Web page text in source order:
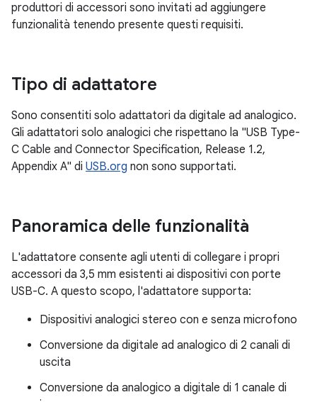
produttori di accessori sono invitati ad aggiungere
funzionalità tenendo presente questi requisiti.
Tipo di adattatore
Sono consentiti solo adattatori da digitale ad analogico.
Gli adattatori solo analogici che rispettano la "USB Type-
C Cable and Connector Specification, Release 1.2,
Appendix A" di USB.org non sono supportati.
Panoramica delle funzionalità
L'adattatore consente agli utenti di collegare i propri
accessori da 3,5 mm esistenti ai dispositivi con porte
USB-C. A questo scopo, l'adattatore supporta:
Dispositivi analogici stereo con e senza microfono
Conversione da digitale ad analogico di 2 canali di
uscita
Conversione da analogico a digitale di 1 canale di